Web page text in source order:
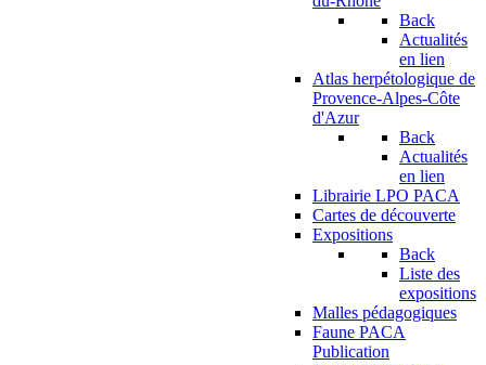
Back
Actualités
en lien
Atlas herpétologique de
Provence-Alpes-Côte
d'Azur
Back
Actualités
en lien
Librairie LPO PACA
Cartes de découverte
Expositions
Back
Liste des
expositions
Malles pédagogiques
Faune PACA
Publication